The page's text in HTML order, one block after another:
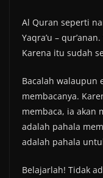
Al Quran seperti
Yaqra’u –
Karena itu sudah
Bacalah walaupun
membacanya.
membaca, ia akan
adalah pahala
adalah pahala
Belajarlah! Tidak